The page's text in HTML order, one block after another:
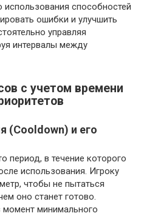
способностей
ошибки и улучшить
управляя
интервалы между
с учетом времени
(Cooldown) и его
период, в течение которого
использования. Игроку
чтобы не пытаться
оно станет готово.
минимального